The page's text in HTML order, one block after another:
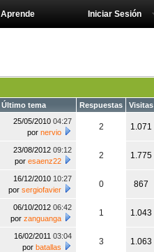
Aprende Iniciar Sesión
Último tema Respuestas Visitas
25/05/2010 04:27
por nervio
2 1.071
23/08/2012 09:12
por esaenz22
2 1.775
16/12/2010 10:27
por sergiofavier
0 867
06/10/2012 06:42
por zanguanga
1 1.043
16/02/2011 03:04
por batallas
3 1.063